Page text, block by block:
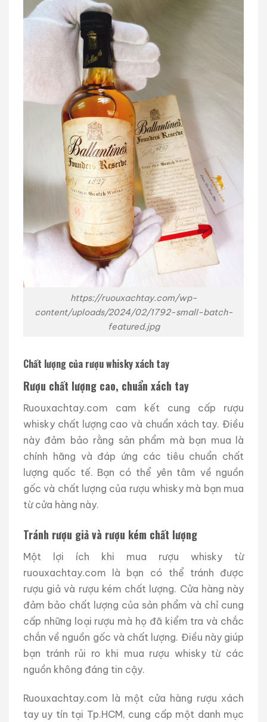
https://ruouxachtay.com/wp-
content/uploads/2024/02/1792-small-batch-
featured.jpg
Chất lượng của rượu whisky xách tay
Rượu chất lượng cao, chuẩn xách tay
Ruouxachtay.com cam kết cung cấp rượu
whisky chất lượng cao và chuẩn xách tay. Điều
này đảm bảo rằng sản phẩm mà bạn mua là
chính hãng và đáp ứng các tiêu chuẩn chất
lượng quốc tế. Bạn có thể yên tâm về nguồn
gốc và chất lượng của rượu whisky mà bạn mua
từ cửa hàng này.
Tránh rượu giả và rượu kém chất lượng
Một lợi ích khi mua rượu whisky từ
ruouxachtay.com là bạn có thể tránh được
rượu giả và rượu kém chất lượng. Cửa hàng này
đảm bảo chất lượng của sản phẩm và chỉ cung
cấp những loại rượu mà họ đã kiểm tra và chắc
chắn về nguồn gốc và chất lượng. Điều này giúp
bạn tránh rủi ro khi mua rượu whisky từ các
nguồn không đáng tin cậy.
Ruouxachtay.com là một cửa hàng rượu xách
tay uy tín tại Tp.HCM, cung cấp một danh mục